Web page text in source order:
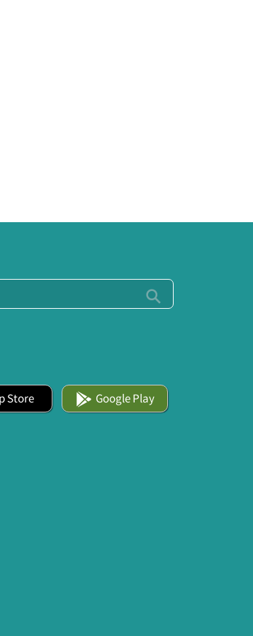
Store Google Play